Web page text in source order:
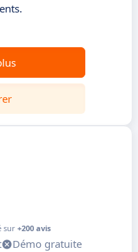
sur +200 avis
Démo gratuite